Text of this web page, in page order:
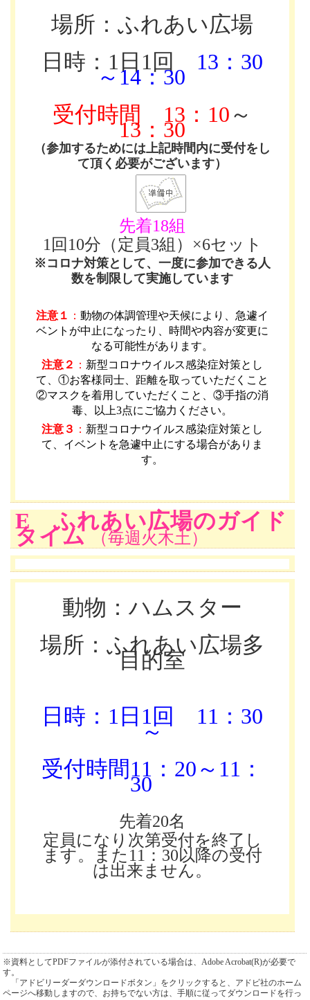
場所：ふれあい広場
日時：1日1回
13：30
～14：30
受付時間
13：10～
13：30
（参加するためには上記時間内に受付をし
て頂く必要がございます）
先着18組
1回10分（定員3組）×6セット
※コロナ対策として、一度に参加できる人
数を制限して実施しています
注意１ ：動物の体調管理や天候により、急遽イ
ベントが中止になったり、時間や内容が変更に
なる可能性があります。
注意２ ： 新型コロナウイルス感染症対策とし
て、①お客様同士、距離を取っていただくこと
②マスクを着用していただくこと、③手指の消
毒、以上3点にご協力ください。
注意３ ： 新型コロナウイルス感染症対策とし
て、イベントを急遽中止にする場合がありま
す。
E ふれあい広場のガイド
タイム （毎週火木土）
動物：ハムスター
場所：ふれあい広場多
目的室
日時：1日1回 11：30
～
受付時間11：20～11：
30
先着20名
定員になり次第受付を終了し
ます。また11：30以降の受付
は出来ません。
※資料としてPDFファイルが添付されている場合は、Adobe Acrobat(R)が必要で
す。
「アドビリーダーダウンロードボタン」をクリックすると、アドビ社のホーム
ページへ移動しますので、お持ちでない方は、手順に従ってダウンロードを行っ